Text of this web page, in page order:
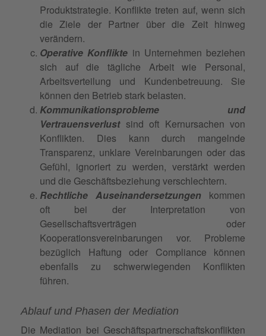
Produktstrategie. Konflikte treten auf, wenn sich
die Ziele der Partner über die Zeit hinweg
verändern.
Operative Konflikte in Unternehmen beziehen
sich auf die tägliche Arbeit wie Personal,
Arbeitsverteilung und Kundenbetreuung. Sie
können den Betrieb stark belasten.
Kommunikationsprobleme und
Vertrauensverlustsind oft Kernursachen von
Konflikten. Dies kann durch mangelnde
Transparenz, unklare Vereinbarungen oder das
Gefühl, ignoriert zu werden, verstärkt werden
und die Geschäftsbeziehung verschlechtern.
Rechtliche Auseinandersetzungen
kommen
oft bei der Interpretation von
Gesellschaftsverträgen oder
Kooperationsvereinbarungen vor. Probleme
bezüglich Haftung oder Compliance können
ebenfalls zu schwerwiegenden Konflikten
führen.
Ablauf und Phasen der Mediation
Die Mediation bei Geschäftspartnerschaftskonflikten